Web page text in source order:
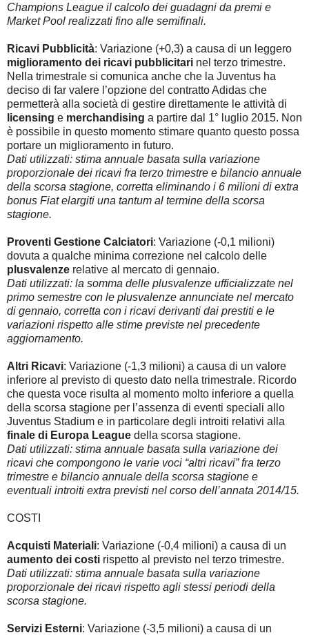
Champions League il calcolo dei guadagni da premi e
Market Pool realizzati fino alle semifinali.
Ricavi Pubblicità: Variazione (+0,3) a causa di un leggero
miglioramento dei ricavi pubblicitari nel terzo trimestre.
Nella trimestrale si comunica anche che la Juventus ha
deciso di far valere l’opzione del contratto Adidas che
permetterà alla società di gestire direttamente le attività di
licensing e merchandising a partire dal 1° luglio 2015. Non
è possibile in questo momento stimare quanto questo possa
portare un miglioramento in futuro.
Dati utilizzati: stima annuale basata sulla variazione
proporzionale dei ricavi fra terzo trimestre e bilancio annuale
della scorsa stagione, corretta eliminando i 6 milioni di extra
bonus Fiat elargiti una tantum al termine della scorsa
stagione.
Proventi Gestione Calciatori: Variazione (-0,1 milioni)
dovuta a qualche minima correzione nel calcolo delle
plusvalenze relative al mercato di gennaio.
Dati utilizzati: la somma delle plusvalenze ufficializzate nel
primo semestre con le plusvalenze annunciate nel mercato
di gennaio, corretta con i ricavi derivanti dai prestiti e le
variazioni rispetto alle stime previste nel precedente
aggiornamento.
Altri Ricavi: Variazione (-1,3 milioni) a causa di un valore
inferiore al previsto di questo dato nella trimestrale. Ricordo
che questa voce risulta al momento molto inferiore a quella
della scorsa stagione per l’assenza di eventi speciali allo
Juventus Stadium e in particolare degli introiti relativi alla
finale di Europa League della scorsa stagione.
Dati utilizzati: stima annuale basata sulla variazione dei
ricavi che compongono le varie voci “altri ricavi” fra terzo
trimestre e bilancio annuale della scorsa stagione e
eventuali introiti extra previsti nel corso dell’annata 2014/15.
COSTI
Acquisti Materiali: Variazione (-0,4 milioni) a causa di un
aumento dei costi rispetto al previsto nel terzo trimestre.
Dati utilizzati: stima annuale basata sulla variazione
proporzionale dei ricavi rispetto agli stessi periodi della
scorsa stagione.
Servizi Esterni: Variazione (-3,5 milioni) a causa di un